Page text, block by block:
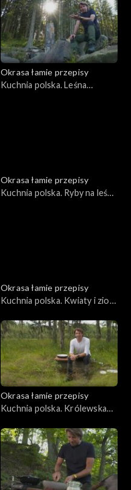
Okrasa łamie przepisy
Kuchnia polska. Leśna
Okrasa łamie przepisy
Kuchnia polska. Ryby na leśny
Okrasa łamie przepisy
Kuchnia polska. Kwiaty i zioła
Okrasa łamie przepisy
Kuchnia polska. Królewska